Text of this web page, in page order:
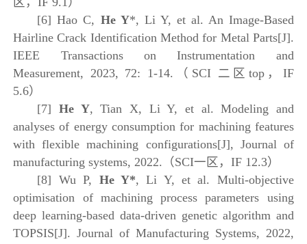
[6]Hao C, He Y*, Li Y, et al. An Image-Based
Hairline Crack Identification Method for Metal Parts[J].
IEEE Transactions on Instrumentation and
Measurement, 2023, 72: 1-14.（SCI 二区top，IF
5.6）
[7]He Y, Tian X, Li Y, et al. Modeling and
analyses of energy consumption for machining features
with flexible machining configurations[J], Journal of
manufacturing systems, 2022.（SCI一区，IF 12.3）
[8] Wu P, He Y*, Li Y, et al. Multi-objective
optimisation of machining process parameters using
deep learning-based data-driven genetic algorithm and
TOPSIS[J]. Journal of Manufacturing Systems, 2022,